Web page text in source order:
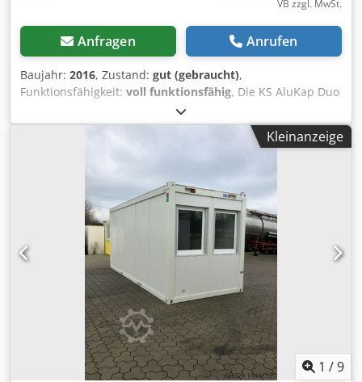
VB zzgl. MwSt.
Anfragen Anrufen
Baujahr: 2016, Zustand: gut (gebraucht),
Funktionsfähigkeit: voll funktionsfähig, Die KS AluKap Duo
ist eine Maschine zur Herstellung von Aluminiumprofilen
für Rollläden mit arretierter Panzerung. Sie schneidet die
Profile automatisch auf die gewünschte Länge, fügt sie zu
Hauptfunktion dieser Maschine ist die gleichzeitige
Ausführung mehrerer Arbeitsgänge: Zuschneiden der
Profile auf Maß, Verbindung zu einem Rollladenpanzer
und Verriegelung (Arretierung), um ein Verschieben nach
der Montage zu verhindern. Elektrischer Anschluss: 3,5
kW, 400 V, 50 Hz. Rollladenbreite: min. 500 mm – max.
3.500 mm. Etikettendruck (optional): 36 x 89 mm. Der
Transport der Maschine erfolgt durch den Käufer. Wir
bieten Unterstützung beim Verladen an. Djdpew Dm Hrsfx
Kleinanzeige
1 /9